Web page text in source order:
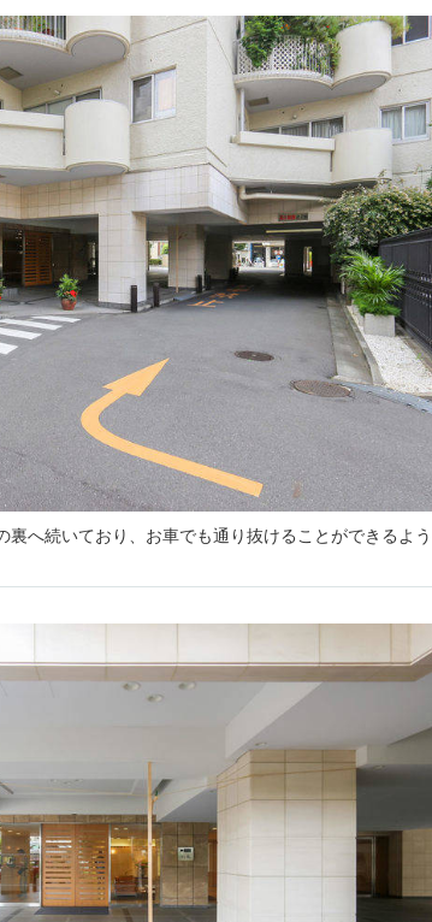
裏へ続いており、お車でも通り抜けることができるよう